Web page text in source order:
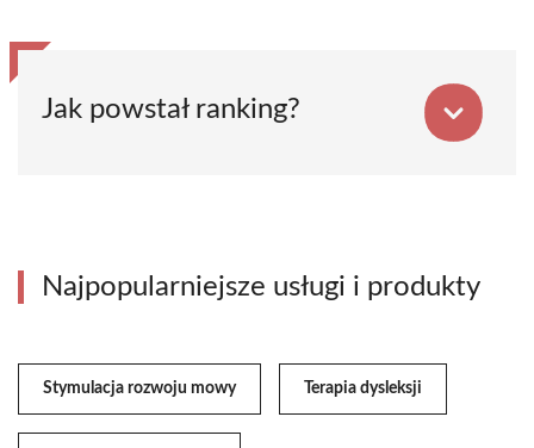
Jak powstał ranking?
Najpopularniejsze usługi i produkty
Stymulacja rozwoju mowy Terapia dysleksji